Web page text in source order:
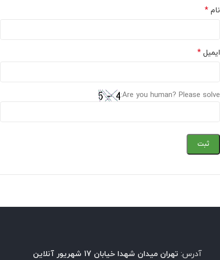
نام *
ایمیل *
Are you human? Please solve:
آدرس:
تهران میدان شهدا خیابان 17 شهریور آنلاین